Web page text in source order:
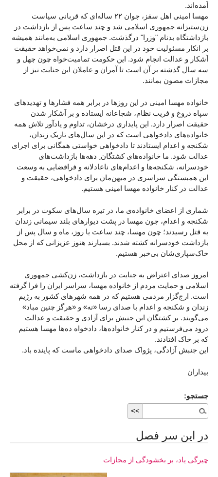
آمده‌اند.
مهسا امینی اهل سقز، جوان ۲۲ ساله‌ای که قربانی سیاست
زن‌ستیزانه جمهوری اسلامی شد و چند ساعت پس از بازداشت در
بازداشتگاه بدنام "وزرا" درگذشت. جمهوری اسلامی به‌مانند همیشه
بر انکار مسئولیت خود در این قتل اصرار دارد و نمی‌خواهد حقیقت
آشکار و عدالت انجام شود. این حکومت تمامیت‌خواه چون چهل و
سه سال گذشته بر آن است تا آمران و عاملان این جنایت نیز از
مجازات مصون بمانند.
خانواده مهسا امینی در این روزها در برابر همه فشارها و تهدیدهای
سپاه دروغ و فریب نظام، شجاعانه ایستاده و بر آشکار شدن
حقیقت اصرار دارد. این پایداری درخشان، تداوم و یادآور تلاش همه
خانواده‌های دادخواهی است که در این سال‌های تاریک زندان،
شکنجه و اعدام ایستادند تا دادخواهی خواستی همگانی برای اجرای
عدالت شود. ما خانواده‌های کشتگان ِ دهه‌‌ها بازداشت‌های
خودسرانه، شکنجه‌ها و اعدام‌های ناعادلانه و فراقضایی به وسعت
این همبستگی سراسری در میهن‌مان برای دادخواهی، حقیقت و
عدالت در کنار خانواده مهسا امینی هستیم.
شماری از اعضای خانواده‌‌ی ما، در تیره سال‌های سکوت در برابر
شکنجه و اعدام، چون مهسا در پشت دیوارهای بلند سیمانی زندان‌
به قتل رسیدند؛ چون مهسا،‌ چند ساعت یا روز، ماه و سال پس از
بازداشت خودسرانه کشته شدند. بسیارند هنوز عزیزانی که از محل
خاک‌سپاری‌شان بی‌خبر هستیم.
امروز صدای اعتراض به جنایت در بازداشت، زن‌کشی جمهوری
اسلامی و حمایت مردم از خانواده مهسا، سراسر ایران را فرا گرفته
است. ارج‌گزار مردمی هستیم که در همه شهرهای کشور به رژیم
زندان و شکنجه و اعدام با صدای رسا «نه» و «هرگز چنین مباد»
می‌گویند. بر کشتگان این جنبش برای آزادی و حقیقت و عدالت
درود می‌فرستیم و در کنار خانواده‌ها، دادخواه ده‌ها مهسا هستیم
که بر خاک افتادند.
این جنبش آزادگی، پژواک صدای دادخواهی ماست که پاینده باد.
بیداران
جستجو:
در اين سر فصل
چیرگی یاد، بر بخشودگی از مجازات